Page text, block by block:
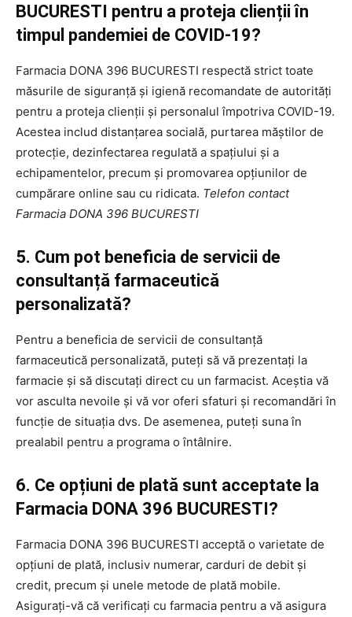
BUCURESTI pentru a proteja clienții în
timpul pandemiei de COVID-19?
Farmacia DONA 396 BUCURESTI respectă strict toate
măsurile de siguranță și igienă recomandate de autorități
pentru a proteja clienții și personalul împotriva COVID-19.
Acestea includ distanțarea socială, purtarea măștilor de
protecție, dezinfectarea regulată a spațiului și a
echipamentelor, precum și promovarea opțiunilor de
cumpărare online sau cu ridicata. Telefon contact
Farmacia DONA 396 BUCURESTI
5. Cum pot beneficia de servicii de
consultanță farmaceutică
personalizată?
Pentru a beneficia de servicii de consultanță
farmaceutică personalizată, puteți să vă prezentați la
farmacie și să discutați direct cu un farmacist. Aceștia vă
vor asculta nevoile și vă vor oferi sfaturi și recomandări în
funcție de situația dvs. De asemenea, puteți suna în
prealabil pentru a programa o întâlnire.
6. Ce opțiuni de plată sunt acceptate la
Farmacia DONA 396 BUCURESTI?
Farmacia DONA 396 BUCURESTI acceptă o varietate de
opțiuni de plată, inclusiv numerar, carduri de debit și
credit, precum și unele metode de plată mobile.
Asigurați-vă că verificați cu farmacia pentru a vă asigura